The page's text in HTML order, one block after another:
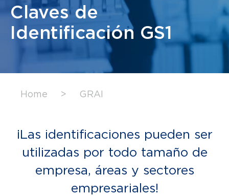
Claves de
Identificación GS1
Home > GRAI
¡Las identificaciones pueden ser
utilizadas por todo tamaño de
empresa, áreas y sectores
empresariales!